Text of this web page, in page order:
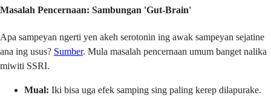
Masalah Pencernaan: Sambungan 'Gut-Brain'
Apa sampeyan ngerti yen akeh serotonin ing awak sampeyan sejatine
ana ing usus? Sumber. Mula masalah pencernaan umum banget nalika
miwiti SSRI.
Mual: Iki bisa uga efek samping sing paling kerep dilapurake.